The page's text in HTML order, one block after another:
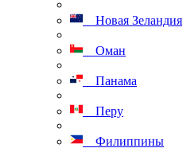
Новая Зеландия
Оман
Панама
Перу
Филиппины